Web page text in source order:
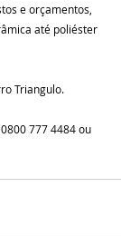
e orçamentos,
até poliéster
Triangulo.
777 4484 ou